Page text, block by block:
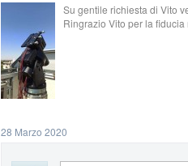
Su gentile richiesta di Vito
Ringrazio Vito per la fiducia
28 Marzo 2020